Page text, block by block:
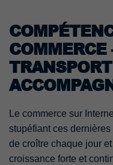
COMMERCE
Le commerce sur
stupéfiant ces
de croître chaque jour
croissance forte et